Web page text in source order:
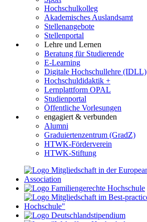
Hochschulkolleg
Akademisches Auslandsamt
Stellenangebote
Stellenportal
Lehre und Lernen
Beratung für Studierende
E-Learning
Digitale Hochschullehre (IDLL)
Hochschuldidaktik +
Lernplattform OPAL
Studienportal
Öffentliche Vorlesungen
engagiert & verbunden
Alumni
Graduiertenzentrum (GradZ)
HTWK-Förderverein
HTWK-Stiftung